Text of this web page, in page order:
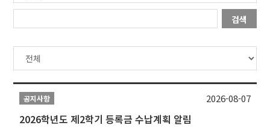
검색
공지사항
2026학년도 제2학기 등록금 수납계획 알림
2026-08-07